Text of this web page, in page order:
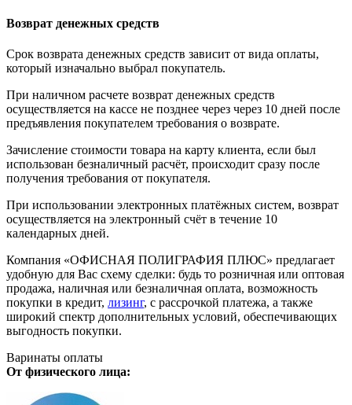
Возврат денежных средств
Срок возврата денежных средств зависит от вида оплаты,
который изначально выбрал покупатель.
При наличном расчете возврат денежных средств
осуществляется на кассе не позднее через через 10 дней после
предъявления покупателем требования о возврате.
Зачисление стоимости товара на карту клиента, если был
использован безналичный расчёт, происходит сразу после
получения требования от покупателя.
При использовании электронных платёжных систем, возврат
осуществляется на электронный счёт в течение 10
календарных дней.
Компания «ОФИСНАЯ ПОЛИГРАФИЯ ПЛЮС» предлагает
удобную для Вас схему сделки: будь то розничная или оптовая
продажа, наличная или безналичная оплата, возможность
покупки в кредит, лизинг, с рассрочкой платежа, а также
широкий спектр дополнительных условий, обеспечивающих
выгодность покупки.
Варинаты оплаты
От физического лица: